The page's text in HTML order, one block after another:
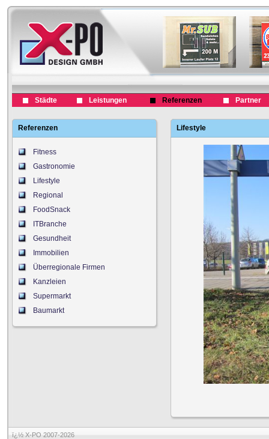
Städte Leistungen Referenzen Partner
Referenzen
Fitness
Gastronomie
Lifestyle
Regional
FoodSnack
ITBranche
Gesundheit
Immobilien
Überregionale Firmen
Kanzleien
Supermarkt
Baumarkt
Lifestyle
ï¿½ X-PO 2007-2026